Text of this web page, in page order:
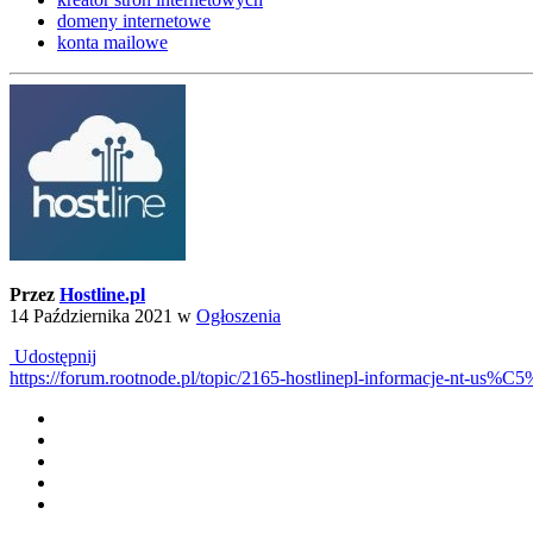
domeny internetowe
konta mailowe
Przez Hostline.pl
14 Października 2021 w Ogłoszenia
Udostępnij
https://forum.rootnode.pl/topic/2165-hostlinepl-informacje-nt-